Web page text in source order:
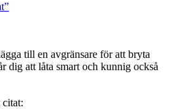
till en avgränsare för att bryta
dig att låta smart och kunnig också
citat: